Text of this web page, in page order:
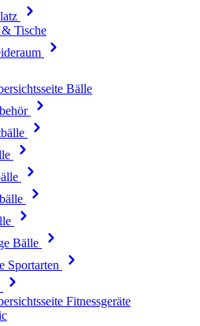
Tische
Bälle
Bälle
Sportarten
Fitnessgeräte